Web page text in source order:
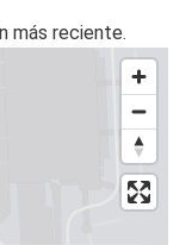
más reciente.